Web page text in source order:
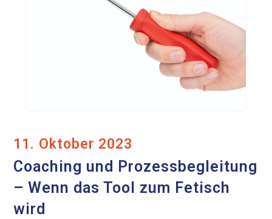
11. Oktober 2023
Coaching und Prozessbegleitung
– Wenn das Tool zum Fetisch
wird